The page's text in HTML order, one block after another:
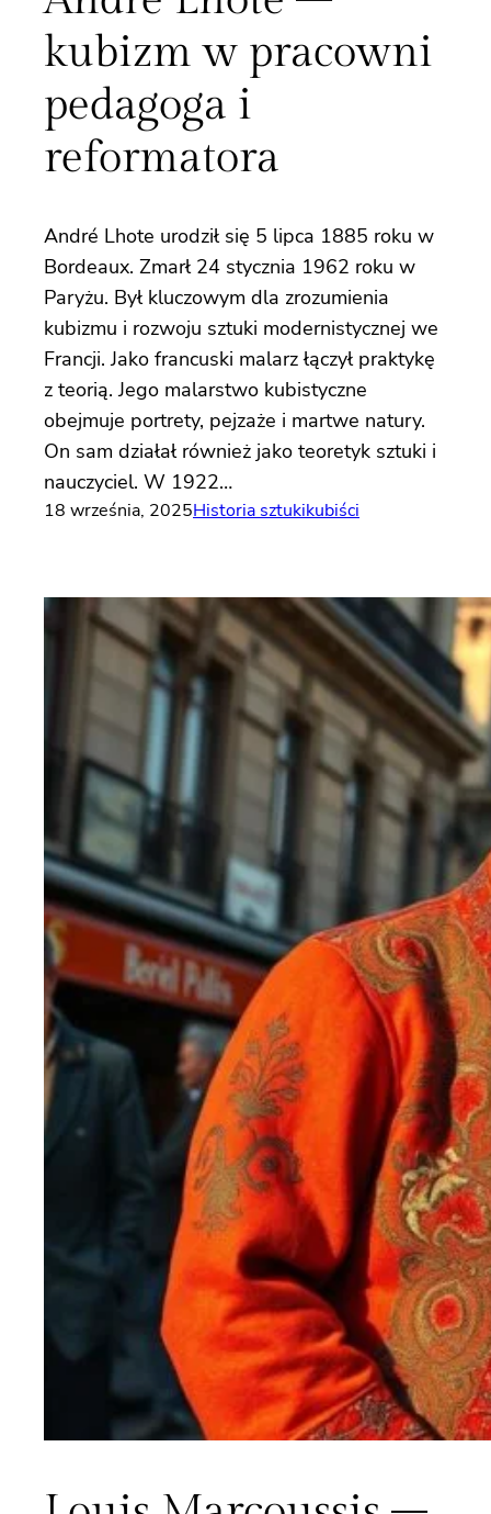
kubizm w pracowni
pedagoga i
reformatora
André Lhote urodził się 5 lipca 1885 roku w
Bordeaux. Zmarł 24 stycznia 1962 roku w
Paryżu. Był kluczowym dla zrozumienia
kubizmu i rozwoju sztuki modernistycznej we
Francji. Jako francuski malarz łączył praktykę
z teorią. Jego malarstwo kubistyczne
obejmuje portrety, pejzaże i martwe natury.
On sam działał również jako teoretyk sztuki i
nauczyciel. W 1922…
18 września, 2025Historia sztukikubiści